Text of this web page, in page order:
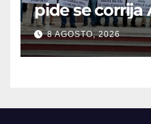
pide se corrija
8 AGOSTO, 2026